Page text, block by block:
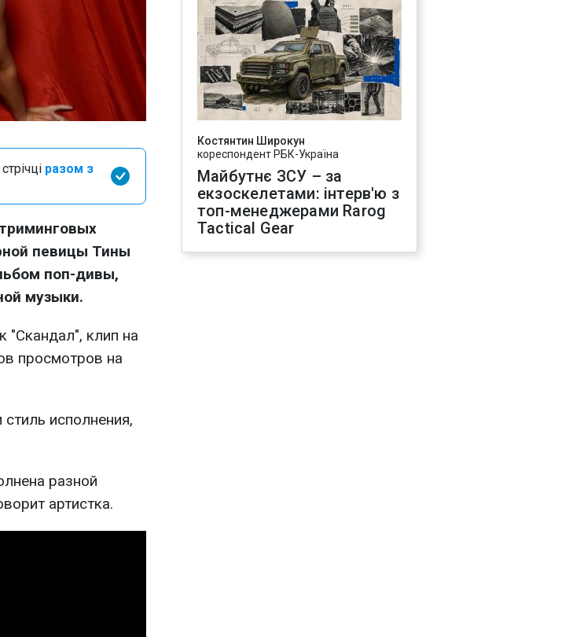
разом з
певицы Тины
поп-дивы,
музыки.
"Скандал", клип на
просмотров на
исполнения,
разной
артистка.
Костянтин Широкун
кореспондент РБК-Україна
Майбутнє ЗСУ – за
екзоскелетами: інтерв'ю з
топ-менеджерами Rarog
Tactical Gear